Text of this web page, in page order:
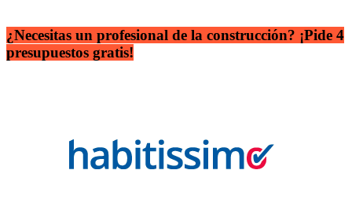
¿Necesitas un profesional de la construcción? ¡Pide 4
presupuestos gratis!